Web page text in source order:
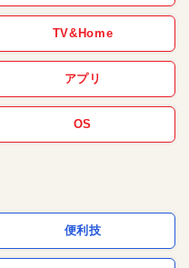
TV&Home
アプリ
OS
便利技